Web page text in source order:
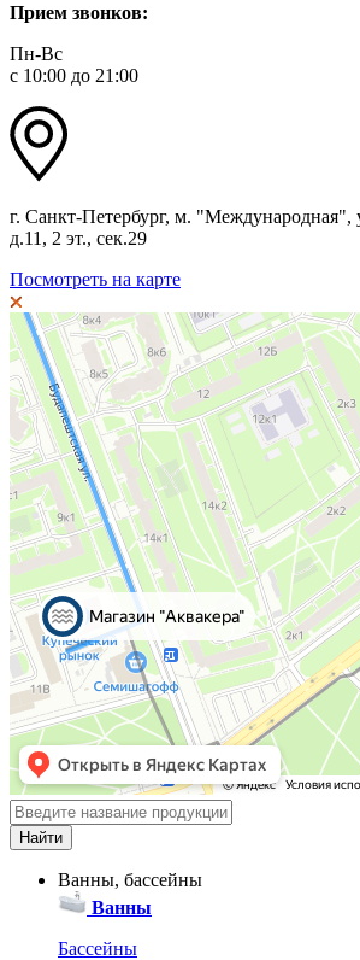
Прием звонков:
Пн-Вс
с 10:00 до 21:00
г. Санкт-Петербург, м. "Международная",
д.11, 2 эт., сек.29
Посмотреть на карте
Ванны, бассейны
Ванны
Бассейны